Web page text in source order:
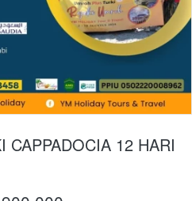
CAPPADOCIA 12 HARI